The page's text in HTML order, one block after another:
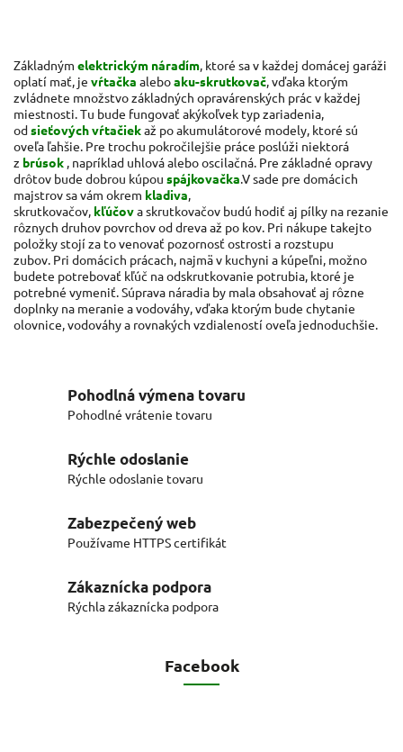
Základným elektrickým náradím, ktoré sa v každej domácej garáži
oplatí mať, je vŕtačka aleboaku-skrutkovač, vďaka ktorým
zvládnete množstvo základných opravárenských prác v každej
miestnosti. Tu bude fungovať akýkoľvek typ zariadenia,
odsieťových vŕtačiekaž po akumulátorové modely, ktoré sú
oveľa ľahšie. Pre trochu pokročilejšie práce poslúži niektorá
z brúsok , napríklad uhlová alebo oscilačná. Pre základné opravy
drôtov bude dobrou kúpou spájkovačka.V sade pre domácich
majstrov sa vám okrem kladiva,
skrutkovačov, kľúčova skrutkovačov budú hodiť aj pílky na rezanie
rôznych druhov povrchov od dreva až po kov. Pri nákupe takejto
položky stojí za to venovať pozornosť ostrosti a rozstupu
zubov. Pri domácich prácach, najmä v kuchyni a kúpeľni, možno
budete potrebovať kľúč na odskrutkovanie potrubia, ktoré je
potrebné vymeniť. Súprava náradia by mala obsahovať aj rôzne
doplnky na meranie a vodováhy, vďaka ktorým bude chytanie
olovnice, vodováhy a rovnakých vzdialeností oveľa jednoduchšie.
Pohodlná výmena tovaru
Pohodlné vrátenie tovaru
Rýchle odoslanie
Rýchle odoslanie tovaru
Zabezpečený web
Používame HTTPS certifikát
Zákaznícka podpora
Rýchla zákaznícka podpora
Facebook